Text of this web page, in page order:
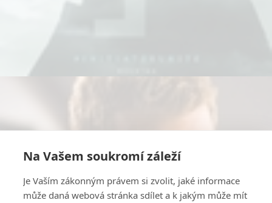
Na Vašem soukromí záleží
Je Vaším zákonným právem si zvolit, jaké informace
může daná webová stránka sdílet a k jakým může mít